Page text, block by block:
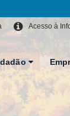
Acesso à